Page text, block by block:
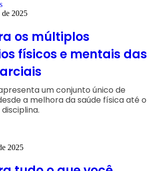
de 2025
os múltiplos
físicos e mentais das
um conjunto único de
a melhora da saúde física até o
2025